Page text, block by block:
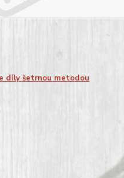
díly šetrnou metodou